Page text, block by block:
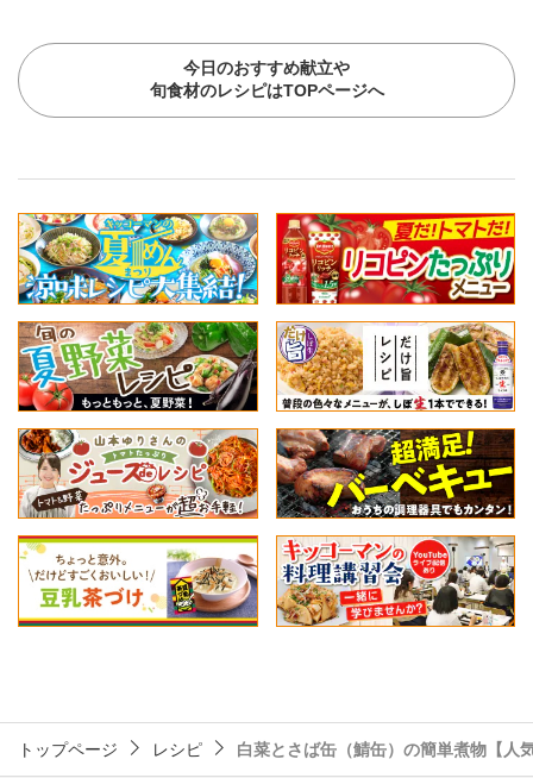
今日のおすすめ献立や
旬食材のレシピはTOPページへ
トップページ レシピ 白菜とさば缶（鯖缶）の簡単煮物【人